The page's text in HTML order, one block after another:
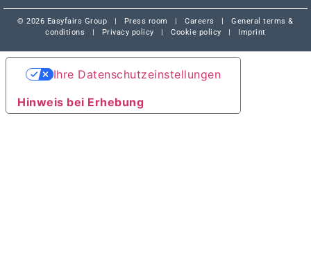
© 2026 Easyfairs Group | Press room |Careers |General terms &
conditions | Privacy policy |Cookie policy | Imprint
Hinweis bei Erhebung
Ihre Datenschutzeinstellungen